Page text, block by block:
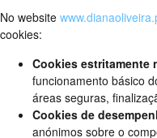
No website
cookies:
Cookies estritamente
funcionamento básico
áreas seguras,
Cookies de
anónimos sobre o